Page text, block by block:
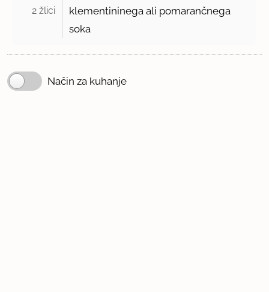
2 žlici
klementininega ali pomarančnega
soka
Način za kuhanje